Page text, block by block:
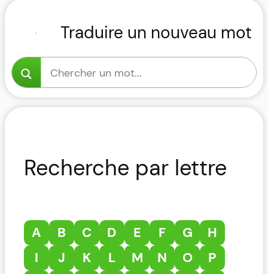
Traduire un nouveau mot
Recherche par lettre
A B C D E F G
H
I
J K L M N O
P